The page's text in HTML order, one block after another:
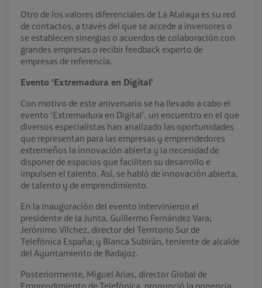
Otro de los valores diferenciales de La Atalaya es su red
de contactos, a través del que se accede a inversores o
se establecen sinergias o acuerdos de colaboración con
grandes empresas o recibir feedback experto de
empresas de referencia.
Evento ‘Extremadura en Digital’
Con motivo de este aniversario se ha llevado a cabo el
evento ‘Extremadura en Digital’, un encuentro en el que
diversos especialistas han analizado las oportunidades
que representan para las empresas y emprendedores
extremeños la innovación abierta y la necesidad de
disponer de espacios que faciliten su desarrollo e
impulsen el talento. Así, se habló de innovación abierta,
de talento y de emprendimiento.
En la inauguración del evento intervinieron el
presidente de la Junta, Guillermo Fernández Vara;
Jerónimo Vílchez, director del Territorio Sur de
Telefónica España; y Blanca Subirán, teniente de alcalde
del Ayuntamiento de Badajoz.
Posteriormente, Miguel Arias, director Global de